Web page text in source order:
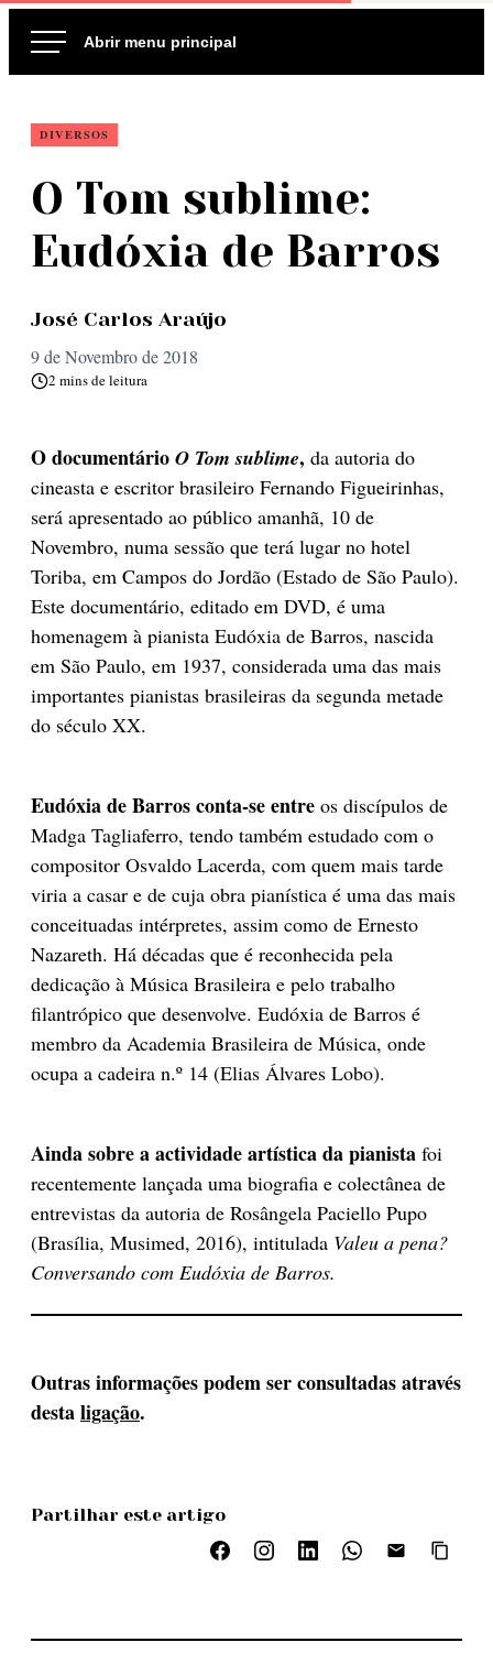
para
o
DIVERSOS
O Tom sublime:
Eudóxia de Barros
José Carlos Araújo
9 de Novembro de 2018
2 mins de leitura
O documentário O Tom sublime, da autoria do
cineasta e escritor brasileiro Fernando Figueirinhas,
será apresentado ao público amanhã, 10 de
Novembro, numa sessão que terá lugar no hotel
Toriba, em Campos do Jordão (Estado de São Paulo).
Este documentário, editado em DVD, é uma
homenagem à pianista Eudóxia de Barros, nascida
em São Paulo, em 1937, considerada uma das mais
importantes pianistas brasileiras da segunda metade
do século XX.
Eudóxia de Barros conta-se entre os discípulos de
Madga Tagliaferro, tendo também estudado com o
compositor Osvaldo Lacerda, com quem mais tarde
viria a casar e de cuja obra pianística é uma das mais
conceituadas intérpretes, assim como de Ernesto
Nazareth. Há décadas que é reconhecida pela
dedicação à Música Brasileira e pelo trabalho
filantrópico que desenvolve. Eudóxia de Barros é
membro da Academia Brasileira de Música, onde
ocupa a cadeira n.º 14 (​Elias Álvares Lobo).
Ainda sobre a actividade artística da pianista foi
recentemente lançada uma biografia e colectânea de
entrevistas da autoria de Rosângela Paciello Pupo
(Brasília, Musimed, 2016), intitulada Valeu a pena?
Conversando com Eudóxia de Barros.
Outras informações podem ser consultadas através
destaligação.
Partilhar este artigo